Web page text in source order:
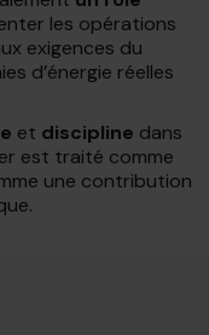
les opérations
exigences du
d’énergie réelles
et discipline dans
est traité comme
une contribution